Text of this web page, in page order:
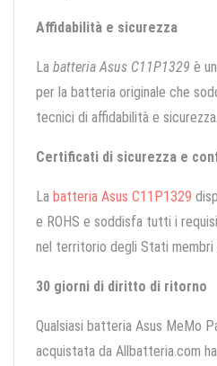
Affidabilità e sicurezza
La batteria Asus C11P1329 è
per la batteria originale che
tecnici di affidabilità e sicurezza.
Certificati di sicurezza e
La batteria Asus C11P1329
e ROHS e soddisfa tutti i
nel territorio degli Stati membri
30 giorni di diritto di ritorno
Qualsiasi batteria Asus MeMo
acquistata da Allbatteria.com